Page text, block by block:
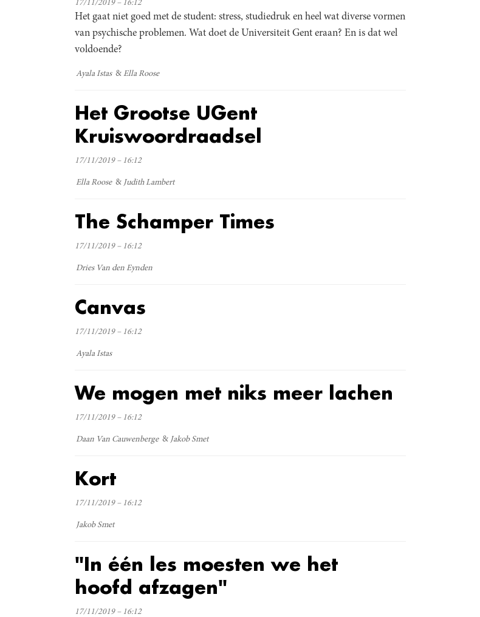
17/11/2019 – 16:12
Het gaat niet goed met de student: stress, studiedruk en heel wat diverse vormen
van psychische problemen. Wat doet de Universiteit Gent eraan? En is dat wel
voldoende?
Ayala Istas Ella Roose
Het Grootse UGent
Kruiswoordraadsel
17/11/2019 – 16:12
Ella Roose Judith Lambert
The Schamper Times
17/11/2019 – 16:12
Dries Van den Eynden
Canvas
17/11/2019 – 16:12
Ayala Istas
We mogen met niks meer lachen
17/11/2019 – 16:12
Daan Van Cauwenberge Jakob Smet
Kort
17/11/2019 – 16:12
Jakob Smet
"In één les moesten we het
hoofd afzagen"
17/11/2019 – 16:12